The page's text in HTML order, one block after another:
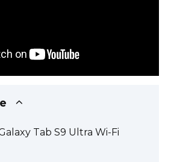
Tab S9 Ultra Wi-Fi